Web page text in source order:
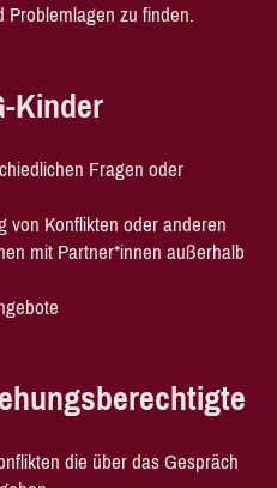
Problemlagen zu finden.
Kinder
Fragen oder
von Konflikten oder anderen
mit Partner*innen außerhalb
die über das Gespräch